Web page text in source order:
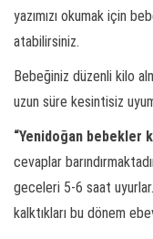
yazımızı okumak için
atabilirsiniz.
Bebeğiniz düzenli kilo
uzun süre kesintisiz
“Yenidoğan bebekler
cevaplar
geceleri 5-6 saat
kalktıkları bu dönem